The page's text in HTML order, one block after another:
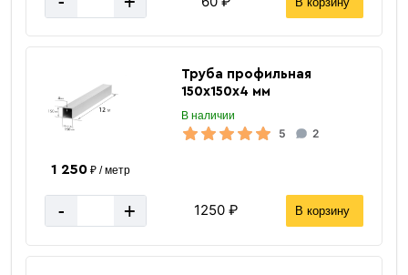
Труба профильная
150х150х4 мм
В наличии
5 2
1 250₽ / метр
- + 1250 ₽ В корзину